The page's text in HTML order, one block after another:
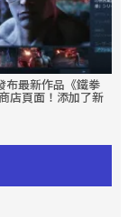
布最新作品《鐵拳
店頁面！添加了新